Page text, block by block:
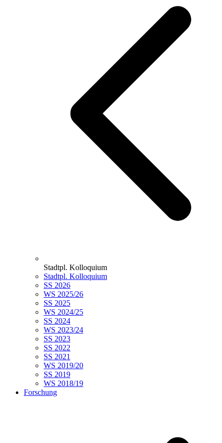
Stadtpl. Kolloquium
Stadtpl. Kolloquium
SS 2026
WS 2025/26
SS 2025
WS 2024/25
SS 2024
WS 2023/24
SS 2023
SS 2022
SS 2021
WS 2019/20
SS 2019
WS 2018/19
Forschung